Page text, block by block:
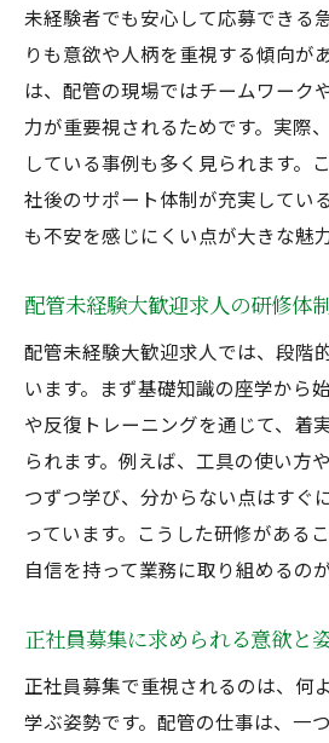
安定した職場環境が急
配管未経験大歓迎求人
正社員募集と安定職確
配管分野未経験者が選ぶ働
配管未経験大歓迎求人
未経験者が安心して働け
配管未経験歓迎企業の教
正社員募集で重視すべ
配管未経験から選ばれ
新たなキャリア形成に急募
配管未経験大歓迎求人
適
正社員募集で新しい分
急募求人が配管未経験者
安定した職場環境への転
配管未経験大歓迎求人の
未経験者でも安心して応募できる
りも意欲や人柄を重視する傾向が
は、配管の現場ではチームワーク
力が重要視されるためです。実際
している事例も多く見られます。
社後のサポート体制が充実してい
も不安を感じにくい点が大きな魅力
配管未経験大歓迎求人の研修体
配管未経験大歓迎求人では、段階
います。まず基礎知識の座学から
や反復トレーニングを通じて、着
られます。例えば、工具の使い方
つずつ学び、分からない点はすぐ
っています。こうした研修がある
自信を持って業務に取り組めるのが
正社員募集に求められる意欲と
正社員募集で重視されるのは、何
学ぶ姿勢です。配管の仕事は、一